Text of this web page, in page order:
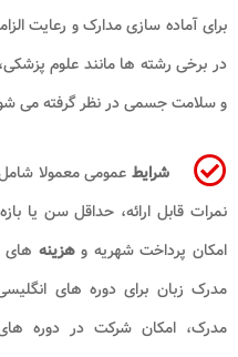
برای آماده سازی مدارک و رعایت
در برخی رشته ها مانند علوم
و سلامت جسمی در نظر گرفته می
شرایطعمومی معمولا
نمرات قابل ارائه، حداقل سن یا
امکان پرداخت شهریه وهزینه های
مدرک زبان برای دوره های
مدرک، امکان شرکت در دوره